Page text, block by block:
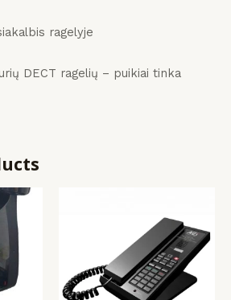
ragelyje
DECT ragelių – puikiai tinka